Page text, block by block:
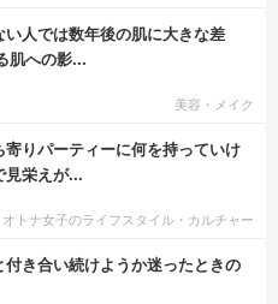
人では数年後の肌に大きな差
肌への影...
美容・メイク
寄りパーティーに何を持っていけ
見栄えが...
オトナ女子のライフスタイル・カルチャー
き合い続けようか迷ったときの